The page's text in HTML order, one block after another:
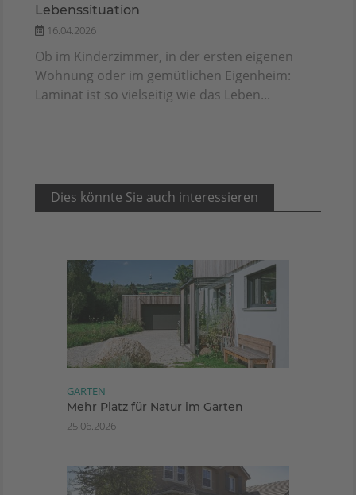
Lebenssituation
16.04.2026
Ob im Kinderzimmer, in der ersten eigenen
Wohnung oder im gemütlichen Eigenheim:
Laminat ist so vielseitig wie das Leben...
Dies könnte Sie auch interessieren
GARTEN
Mehr Platz für Natur im Garten
25.06.2026